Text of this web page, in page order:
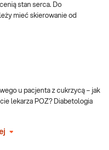
stan serca. Do
mieć skierowanie od
u pacjenta z cukrzycą – jak
lekarza POZ? Diabetologia